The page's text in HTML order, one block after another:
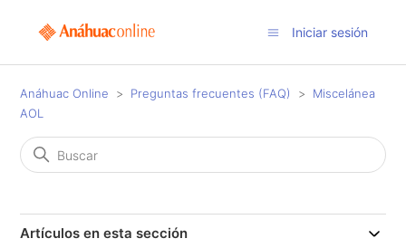
Iniciar sesión
Anáhuac Online Preguntas frecuentes (FAQ)
Miscelánea
AOL
Artículos en esta sección